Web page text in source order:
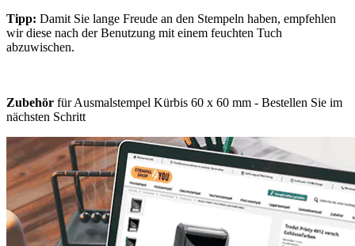
Tipp: Damit Sie lange Freude an den Stempeln haben, empfehlen
wir diese nach der Benutzung mit einem feuchten Tuch
abzuwischen.
Zubehör für Ausmalstempel Kürbis 60 x 60 mm - Bestellen Sie im
nächsten Schritt